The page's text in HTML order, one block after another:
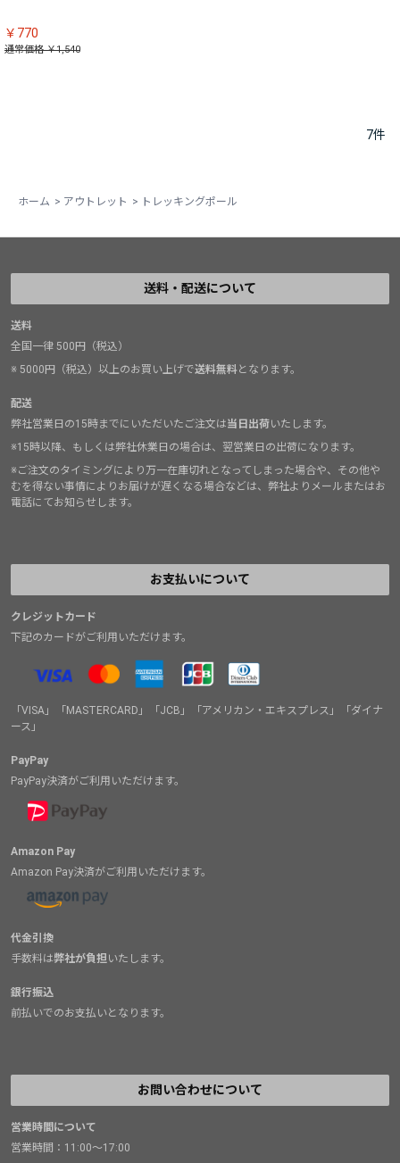
￥770
通常価格 ￥1,540
7件
ホーム > アウトレット > トレッキングポール
送料・配送について
送料
全国一律 500円（税込）
※ 5000円（税込）以上のお買い上げで送料無料となります。
配送
弊社営業日の15時までにいただいたご注文は当日出荷いたします。
※15時以降、もしくは弊社休業日の場合は、翌営業日の出荷になります。
※ご注文のタイミングにより万一在庫切れとなってしまった場合や、その他や
むを得ない事情によりお届けが遅くなる場合などは、弊社よりメールまたはお
電話にてお知らせします。
お支払いについて
クレジットカード
下記のカードがご利用いただけます。
「VISA」「MASTERCARD」「JCB」「アメリカン・エキスプレス」「ダイナ
ース」
PayPay
PayPay決済がご利用いただけます。
Amazon Pay
Amazon Pay決済がご利用いただけます。
代金引換
手数料は弊社が負担いたします。
銀行振込
前払いでのお支払いとなります。
お問い合わせについて
営業時間について
営業時間：11:00～17:00